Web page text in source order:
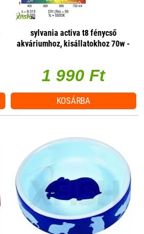
sylvania activa t8 fénycső
akváriumhoz, kisállatokhoz 70w -
1 990 Ft
KOSÁRBA